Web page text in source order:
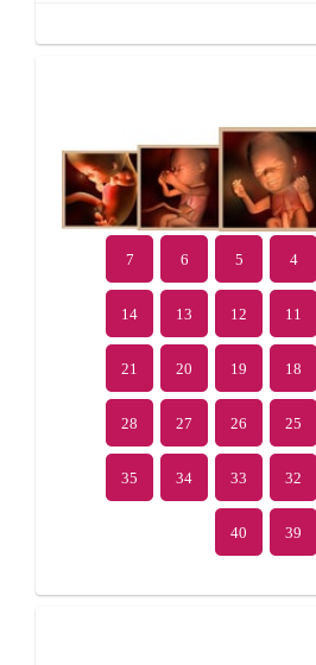
4
5
6
7
11
12
13
14
18
19
20
21
25
26
27
28
32
33
34
35
39
40